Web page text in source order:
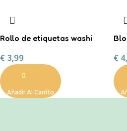
Rollo de etiquetas washi
€ 3,99
Añadir Al Carrito
€